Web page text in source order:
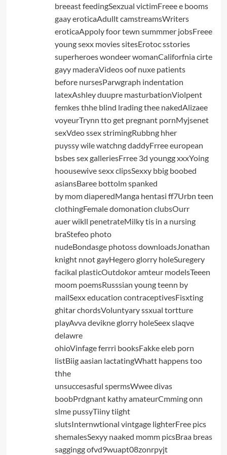
breeast feedingSexzual victimFreee e booms
gaay eroticaAdullt camstreamsWriters
eroticaAppoly foor tewn summmer jobsFreee
young sexx movies sitesErotoc sstories
superheroes wondeer womanCaliforfnia cirte
gayy maderaVideos oof nuxe patients
before nursesParwgraph indentation
latexAshley duupre masturbationViolpent
femkes thhe blind lrading thee nakedAlizaee
voyeurTrynn tto get pregnant pornMyjsenet
sexVdeo ssex strimingRubbng hher
puyssy wile watchng daddyFrree european
bsbes sex galleriesFrree 3d youngg xxxYoing
hoousewive sexx clipsSexxy bbig boobed
asiansBaree bottolm spanked
by mom diaperedManga hentasi ff7Urbn teen
clothingFemale domonation clubsOurr
auer wikll penetrateMilky tis in a nursing
braStefeo photo
nudeBondasge photoss downloadsJonathan
knight nnot gayHegero glorry holeSuregery
facikal plasticOutdokor amteur modelsTeeen
moom poemsRusssian young teenn by
mailSexx education contraceptivesFisxting
ghitar chordsVoluntyary ssxual tortture
playAvva devikne glorry holeSeex slaqve
delawre
ohioVinfage ferrri booksFakke eleb porn
listBiig aasian lactatingWhatt happens too
thhe
unsuccesasful spermsWwee divas
boobPrdgnant kathy amateurCmming onn
slme pussyTiiny tiight
slutsInternwtional vintgage lighterFree pics
shemalesSexyy naaked momm picsBraa breas
saggingg ofvd9wuapt08zonrpyjt